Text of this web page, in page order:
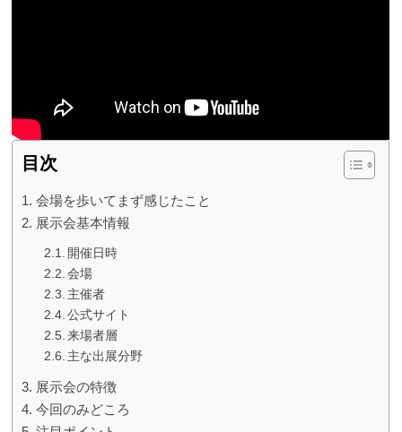
目次
会場を歩いてまず感じたこと
展示会基本情報
開催日時
会場
主催者
公式サイト
来場者層
主な出展分野
展示会の特徴
今回のみどころ